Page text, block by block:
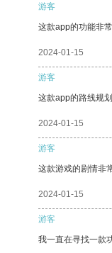
游客
这款app的功能非
2024-01-15
游客
这款app的路线规
2024-01-15
游客
这款游戏的剧情非
2024-01-15
游客
我一直在寻找一款